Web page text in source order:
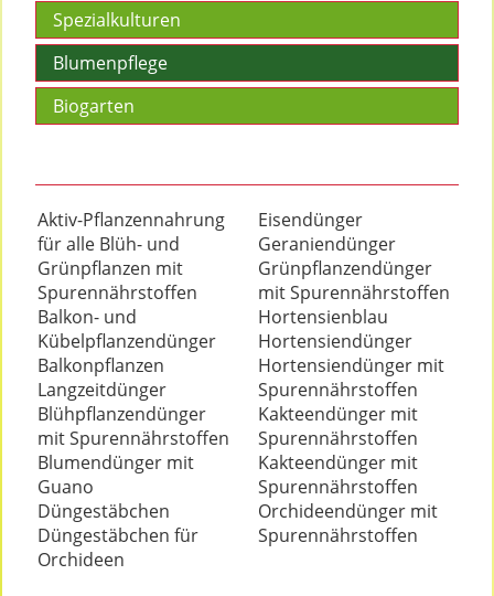
Spezialkulturen
Blumenpflege
Biogarten
Aktiv-Pflanzennahrung
für alle Blüh- und
Grünpflanzen mit
Spurennährstoffen
Balkon- und
Kübelpflanzendünger
Balkonpflanzen
Langzeitdünger
Blühpflanzendünger
mit Spurennährstoffen
Blumendünger mit
Guano
Düngestäbchen
Düngestäbchen für
Orchideen
Eisendünger
Geraniendünger
Grünpflanzendünger
mit Spurennährstoffen
Hortensienblau
Hortensiendünger
Hortensiendünger mit
Spurennährstoffen
Kakteendünger mit
Spurennährstoffen
Kakteendünger mit
Spurennährstoffen
Orchideendünger mit
Spurennährstoffen